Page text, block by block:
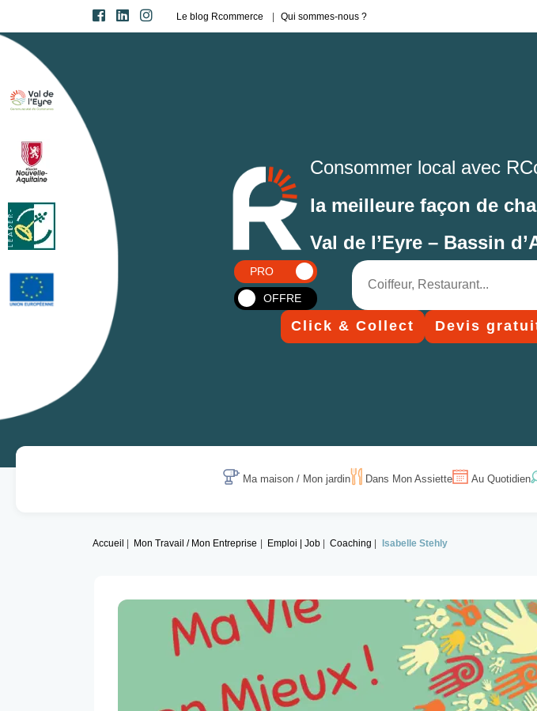
Le blog Rcommerce Qui sommes-nous ?
Consommer local avec
la meilleure façon de
Val de l’Eyre – Bassin
PRO
OFFRE
Click & Collect Devis
Ma maison / Mon jardin Dans Mon Assiette Au Quotidien
Accueil Mon Travail / Mon Entreprise Emploi | Job Coaching Isabelle Stehly